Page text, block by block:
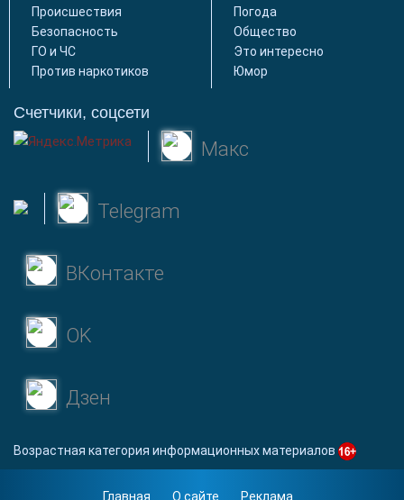
Происшествия
Безопасность
ГО и ЧС
Против наркотиков
Погода
Общество
Это интересно
Юмор
Счетчики, соцсети
Макс
Telegram
ВКонтакте
OK
Дзен
Возрастная категория информационных материалов
Главная О сайте Реклама